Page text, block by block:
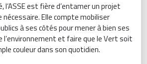
l’ASSE est fière d’entamer un projet
Elle compte mobiliser
à ses côtés pour mener à bien ses
l’environnement et faire que le Vert soit
couleur dans son quotidien.